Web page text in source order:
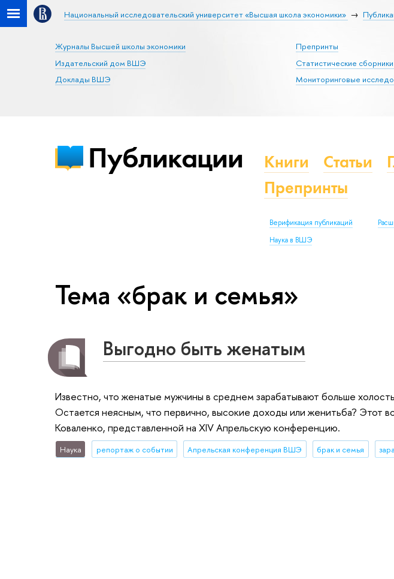
Национальный исследовательский университет «Высшая школа экономики»
Журналы Высшей школы экономики
Издательский дом ВШЭ
Доклады ВШЭ
Препринты
Статистические
Мониторинговые
Публикации Книги Статьи
Препринты
Верификация публикаций
Наука в ВШЭ
Тема «брак и семья»
Выгодно быть женатым
Известно, что женатые мужчины в среднем зарабатывают больше
Остается неясным, что первично, высокие доходы или женитьба? Этот
Коваленко, представленной на XIV Апрельскую конференцию.
Наука репортаж о событии Апрельская конференция ВШЭ брак и семья